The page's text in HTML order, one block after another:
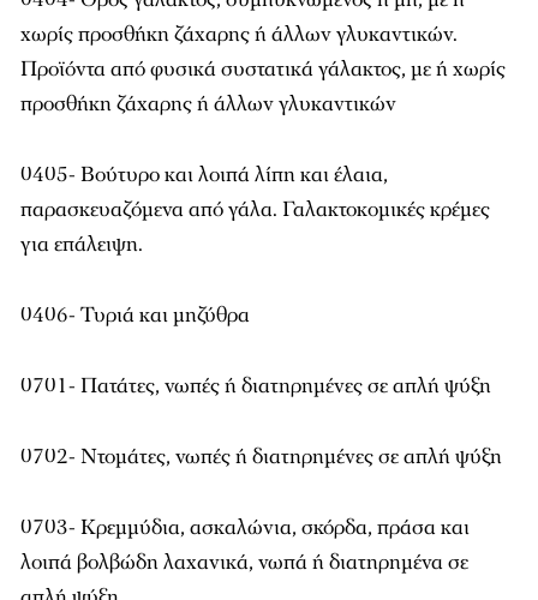
χωρίς προσθήκη ζάχαρης ή άλλων γλυκαντικών.
Προϊόντα από φυσικά συστατικά γάλακτος, με ή χωρίς
προσθήκη ζάχαρης ή άλλων γλυκαντικών
0405- Βούτυρο και λοιπά λίπη και έλαια,
παρασκευαζόμενα από γάλα. Γαλακτοκομικές κρέμες
για επάλειψη.
0406- Τυριά και μηζύθρα
0701- Πατάτες, νωπές ή διατηρημένες σε απλή ψύξη
0702- Ντομάτες, νωπές ή διατηρημένες σε απλή ψύξη
0703- Κρεμμύδια, ασκαλώνια, σκόρδα, πράσα και
λοιπά βολβώδη λαχανικά, νωπά ή διατηρημένα σε